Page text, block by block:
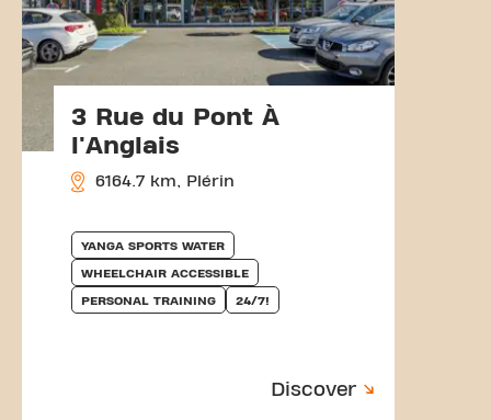
3 Rue du Pont À
l'Anglais
6164.7 km, Plérin
YANGA SPORTS WATER
WHEELCHAIR ACCESSIBLE
PERSONAL TRAINING 24/7!
Discover